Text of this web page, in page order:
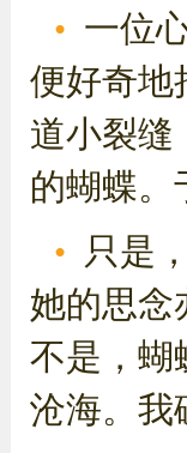
一位
便好奇地
道小裂缝
的蝴蝶。
只是
她的思
不是，蝴
沧海。我